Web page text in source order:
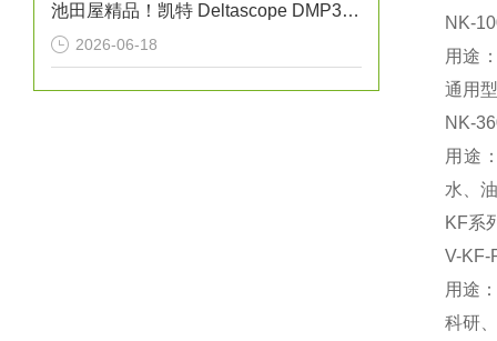
池田屋精品！凯特 Deltascope DMP30 电磁式薄膜厚度计 参数介绍
2026-06-18
NK-
用途‌
通用
NK-
用途‌
水、
KF系
V-KF-
用途‌
科研